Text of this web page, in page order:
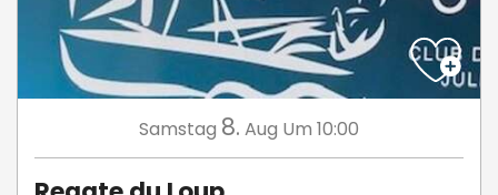
Samstag 8. Aug Um 10:00